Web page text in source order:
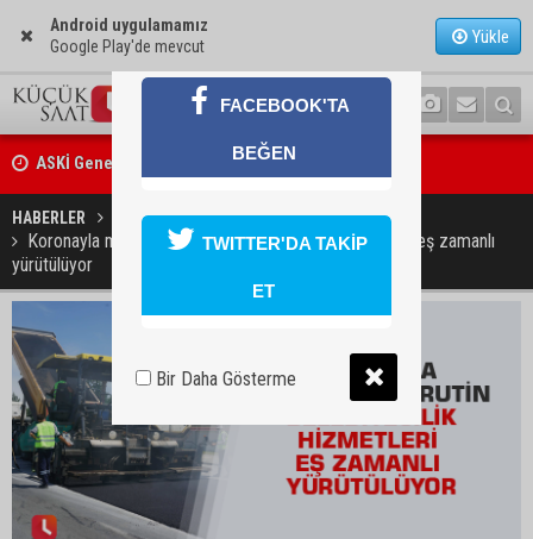
Android uygulamamız
Google Play'de mevcut
Yükle
ASKİ Genel Müdürü Mansur Aladağ emekli oldu
İngiltere’nin çöpü Adana’ya geldi, mikroplastik tartışması büyüdü
HABERLER YAŞAM
Koronayla mücadele ve rutin belediyecilik hizmetleri eş zamanlı
yürütülüyor
FACEBOOK'TA
BEĞEN
TWITTER'DA TAKİP
ET
Bir Daha Gösterme